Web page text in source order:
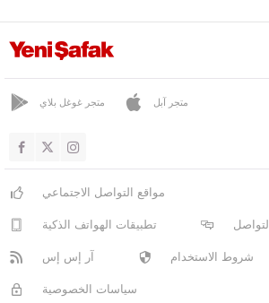
سيرت
سينوب
تكيرداغ
توكات
طرابزون
متجر غوغل بلاي متجر آبل
مواقع التواصل الاجتماعي
تطبيقات الهواتف الذكية التواصل
آر إس إس شروط الاستخدام
سياسات الخصوصية